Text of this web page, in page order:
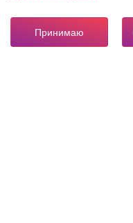
Принимаю